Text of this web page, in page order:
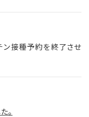
ン接種予約を終了させ
。